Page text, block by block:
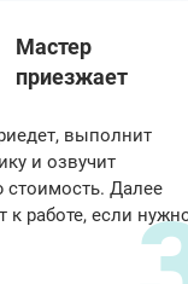
Мастер
приезжает
выполнит
и озвучит
стоимость. Далее
к работе, если